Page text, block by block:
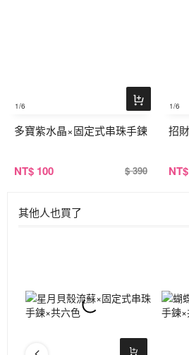
1/6
多寶紫水晶×固定式串珠手鍊
NT$ 100 $ 390
1/6
招
NT
其他人也買了